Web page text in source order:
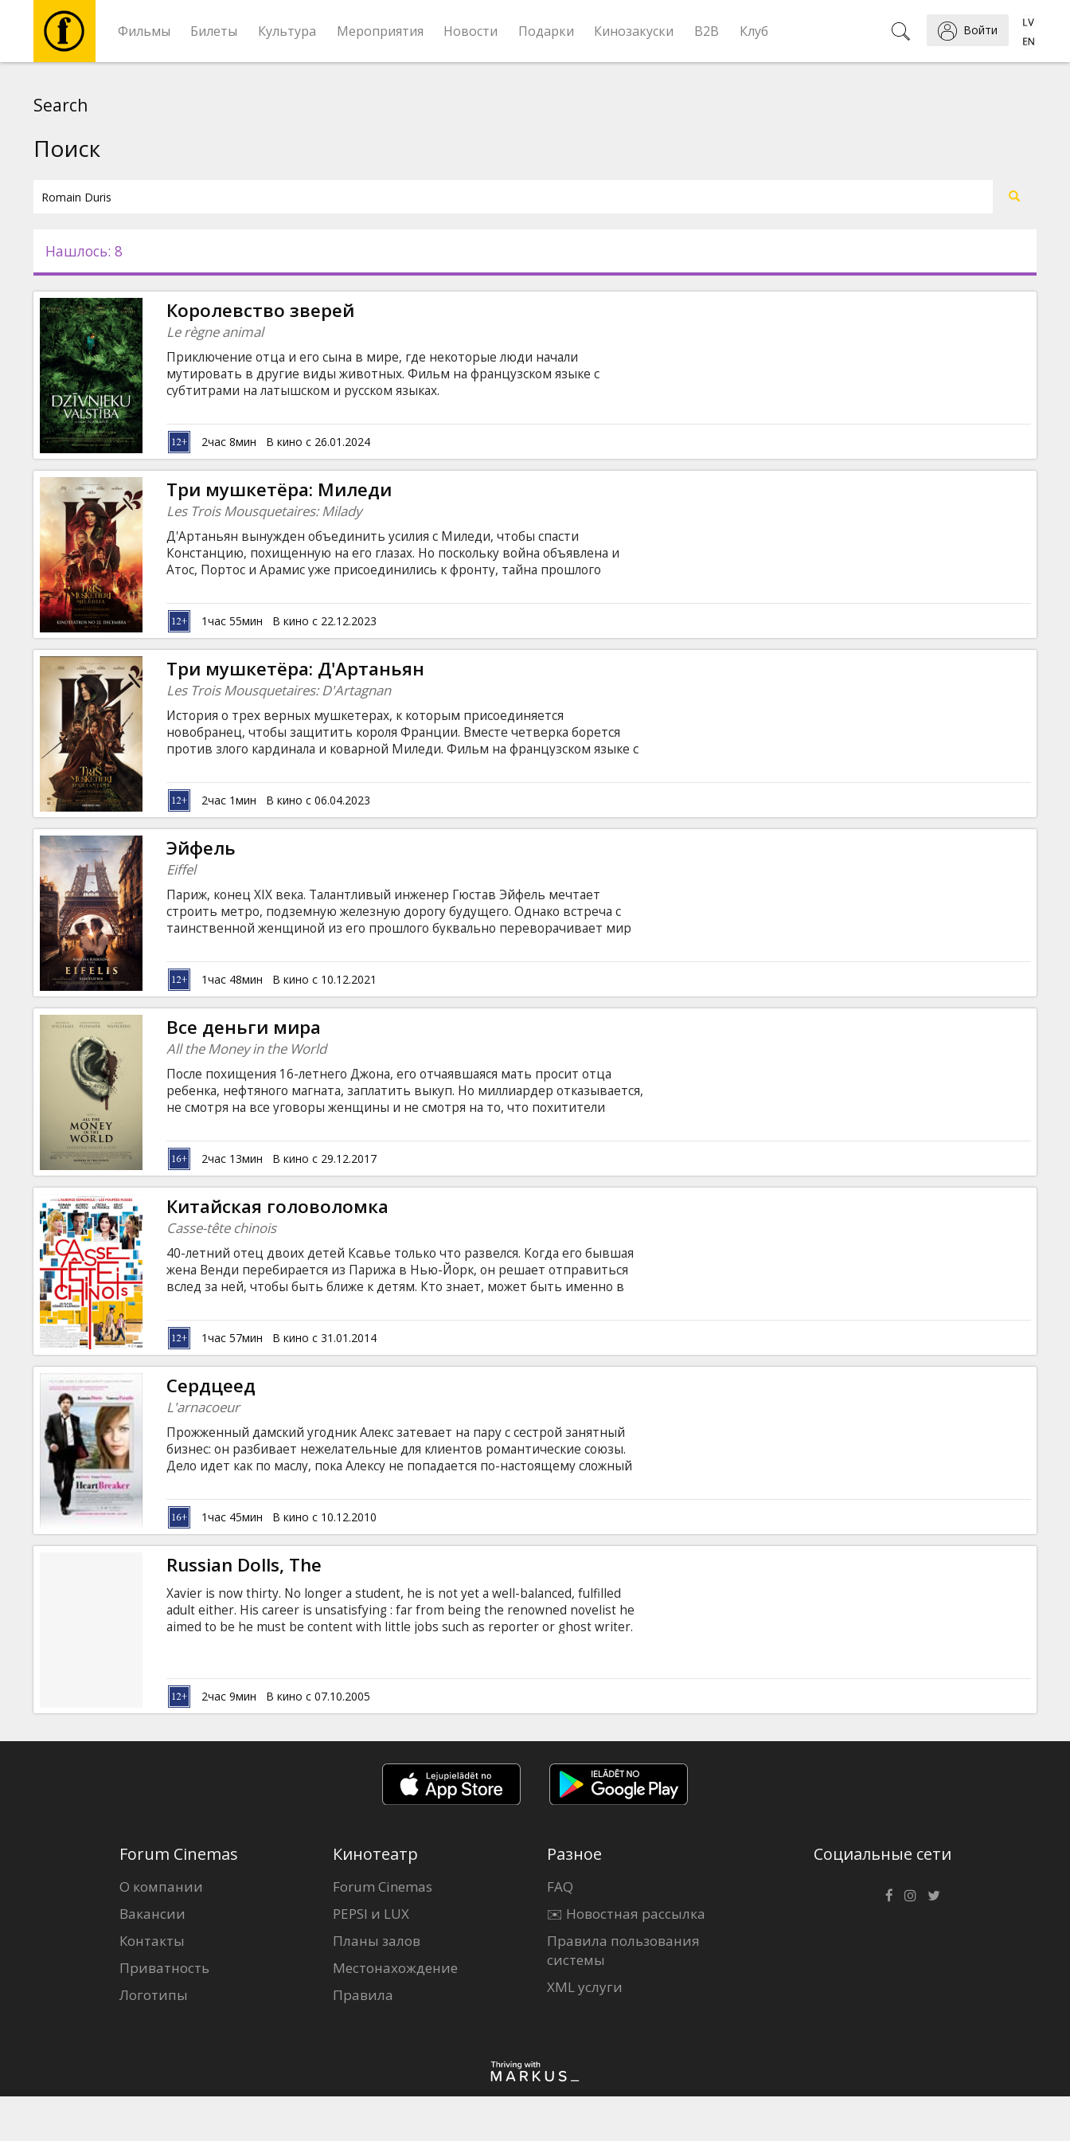
Фильмы Билеты Культура Мероприятия Новости Подарки Кинозакуски B2B Клуб Войти
Новости
Подарки
Кинозакуски
B2B
Клуб
Search
Поиск
Нашлось: 8
Королевство зверей
Le règne animal
Приключение отца и его сына в мире, где некоторые люди начали
мутировать в другие виды животных. Фильм на французском языке с
субтитрами на латышском и русском языках.
2час 8мин В кино с 26.01.2024
Три мушкетёра: Миледи
Les Trois Mousquetaires: Milady
Д'Артаньян вынужден объединить усилия с Миледи, чтобы спасти
Констанцию, похищенную на его глазах. Но поскольку война объявлена и
Атос, Портос и Арамис уже присоединились к фронту, тайна прошлого
латышском и русском языках.
1час 55мин В кино с 22.12.2023
Три мушкетёра: Д'Артаньян
Les Trois Mousquetaires: D'Artagnan
История о трех верных мушкетерах, к которым присоединяется
новобранец, чтобы защитить короля Франции. Вместе четверка борется
против злого кардинала и коварной Миледи. Фильм на французском языке с
2час 1мин В кино с 06.04.2023
Эйфель
Eiffel
Париж, конец XIX века. Талантливый инженер Гюстав Эйфель мечтает
строить метро, подземную железную дорогу будущего. Однако встреча с
таинственной женщиной из его прошлого буквально переворачивает мир
немыслимого архитектурного шедевра – гигантской ажурной башни,
ставшей в итоге символом Парижа, романтики и любви. Фильм на
французском языке с субтитрами на латышском и русском языках.
1час 48мин В кино с 10.12.2021
Все деньги мира
All the Money in the World
После похищения 16-летнего Джона, его отчаявшаяся мать просит отца
ребенка, нефтяного магната, заплатить выкуп. Но миллиардер отказывается,
не смотря на все уговоры женщины и не смотря на то, что похитители
лице консультанта миллиардера, бывшего сотрудника ЦРУ… Фильм на
английском и итальянском языках с субтитрами на латышском и русском
языках.
2час 13мин В кино с 29.12.2017
Китайская головоломка
Casse-tête chinois
40-летний отец двоих детей Ксавье только что развелся. Когда его бывшая
жена Венди перебирается из Парижа в Нью-Йорк, он решает отправиться
вслед за ней, чтобы быть ближе к детям. Кто знает, может быть именно в
разобраться со своей отнюдь не простой судьбой? Романтическая комедия
«Китайская головоломка» - уже третий фильм режиссера Седрика Клапиша о
героях, с которыми мы познакомились в фильмах «Испанка»
(«Еврококтейль») и «Красотки».
1час 57мин В кино с 31.01.2014
Сердцеед
L'arnacoeur
Прожженный дамский угодник Алекс затевает на пару с сестрой занятный
бизнес: он разбивает нежелательные для клиентов романтические союзы.
Дело идет как по маслу, пока Алексу не попадается по-настоящему сложный
Дюри, Ванесса Паради, Жюли Ферье, Франсуа Дамьен Режиссер: Паскаль
Чамейл Автор сценария: Лорен Зэйтун Фильм на английском и французском
языках с субтитрами на латышском и русском языках.
1час 45мин В кино с 10.12.2010
Russian Dolls, The
Xavier is now thirty. No longer a student, he is not yet a well-balanced, fulfilled
adult either. His career is unsatisfying : far from being the renowned novelist he
aimed to be he must be content with little jobs such as reporter or ghost writer.
stands and unfinished romances. It looks as if when he seduces a woman
beautiful outside and inside such as Kassia or Wendy he can't keep them. Will he
ever bring his life into focus?
2час 9мин В кино с 07.10.2005
Forum Cinemas
О компании
Вакансии
Контакты
Приватность
Логотипы
Кинотеатр
Forum Cinemas
PEPSI и LUX
Планы залов
Местонахождение
Правила
Разное
FAQ
✉️ Новостная рассылка
Правила пользования
системы
XML услуги
Социальные сети